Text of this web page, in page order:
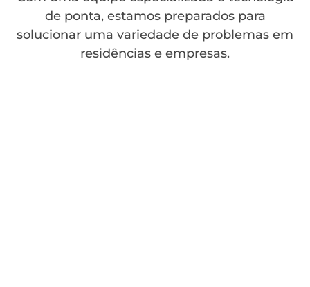
de ponta, estamos preparados para
solucionar uma variedade de problemas em
residências e empresas.